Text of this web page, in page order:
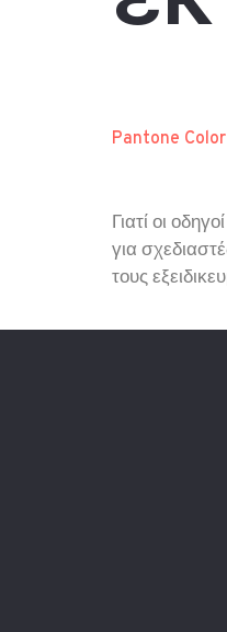
Pantone Color
Γιατί οι
για
τους